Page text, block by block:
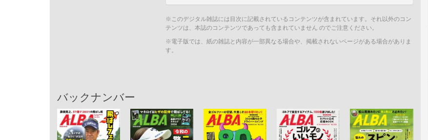
※このデジタル雑誌には目次に記載されているコンテンツが含まれています。それ以外のコン
テンツは、本誌のコンテンツであっても含まれていません のでご注意ください。
※電子版では、紙の雑誌と内容が一部異なる場合や、掲載されないページがある場合がありま
す。
バックナンバー